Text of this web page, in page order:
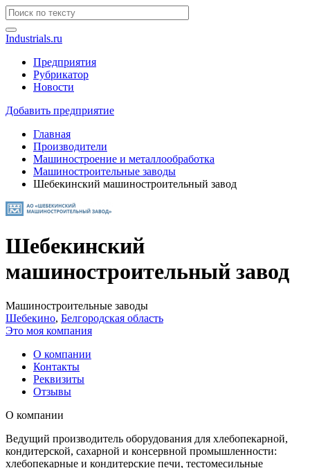
Industrials.ru
Предприятия
Рубрикатор
Новости
Добавить предприятие
Главная
Производители
Машиностроение и металлообработка
Машиностроительные заводы
Шебекинский машиностроительный завод
Шебекинский
машиностроительный завод
Машиностроительные заводы
Шебекино, Белгородская область
Это моя компания
О компании
Контакты
Реквизиты
Отзывы
О компании
Ведущий производитель оборудования для хлебопекарной,
кондитерской, сахарной и консервной промышленности:
хлебопекарные и кондитерские печи, тестомесильные